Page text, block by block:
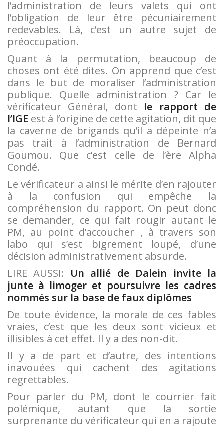
l’administration de leurs valets qui ont
l’obligation de leur être pécuniairement
redevables. Là, c’est un autre sujet de
préoccupation.
Quant à la permutation, beaucoup de
choses ont été dites. On apprend que c’est
dans le but de moraliser l’administration
publique. Quelle administration ? Car le
vérificateur Général, dont le rapport de
l’IGE est à l’origine de cette agitation, dit que
la caverne de brigands qu’il a dépeinte n’a
pas trait à l’administration de Bernard
Goumou. Que c’est celle de l’ère Alpha
Condé.
Le vérificateur a ainsi le mérite d’en rajouter
à la confusion qui empêche la
compréhension du rapport. On peut donc
se demander, ce qui fait rougir autant le
PM, au point d’accoucher , à travers son
labo qui s’est bigrement loupé, d’une
décision administrativement absurde.
LIRE AUSSI: Un allié de Dalein invite la
junte à limoger et poursuivre les cadres
nommés sur la base de faux diplômes
De toute évidence, la morale de ces fables
vraies, c’est que les deux sont vicieux et
illisibles à cet effet. Il y a des non-dit.
Il y a de part et d’autre, des intentions
inavouées qui cachent des agitations
regrettables.
Pour parler du PM, dont le courrier fait
polémique, autant que la sortie
surprenante du vérificateur qui en a rajoute